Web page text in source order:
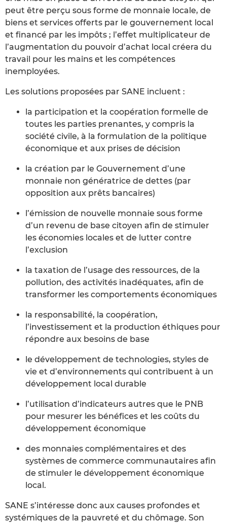
peut être perçu sous forme de monnaie locale, de
biens et services offerts par le gouvernement local
et financé par les impôts ; l’effet multiplicateur de
l’augmentation du pouvoir d’achat local créera du
travail pour les mains et les compétences
inemployées.
Les solutions proposées par SANE incluent :
la participation et la coopération formelle de
toutes les parties prenantes, y compris la
société civile, à la formulation de la politique
économique et aux prises de décision
la création par le Gouvernement d’une
monnaie non génératrice de dettes (par
opposition aux prêts bancaires)
l’émission de nouvelle monnaie sous forme
d’un revenu de base citoyen afin de stimuler
les économies locales et de lutter contre
l’exclusion
la taxation de l’usage des ressources, de la
pollution, des activités inadéquates, afin de
transformer les comportements économiques
la responsabilité, la coopération,
l’investissement et la production éthiques pour
répondre aux besoins de base
le développement de technologies, styles de
vie et d’environnements qui contribuent à un
développement local durable
l’utilisation d’indicateurs autres que le PNB
pour mesurer les bénéfices et les coûts du
développement économique
des monnaies complémentaires et des
systèmes de commerce communautaires afin
de stimuler le développement économique
local.
SANE s’intéresse donc aux causes profondes et
systémiques de la pauvreté et du chômage. Son